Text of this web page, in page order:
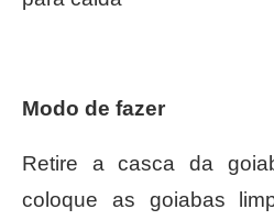
Modo de fazer
Retire a casca da
coloque as goiabas